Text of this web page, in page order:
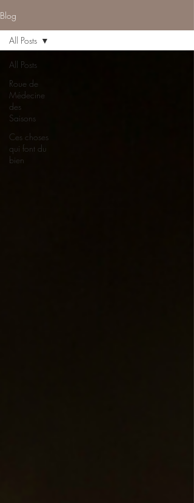
Blog
All Posts
Roue de
Médecine
des
Saisons
Ces choses
qui font du
bien
All Posts